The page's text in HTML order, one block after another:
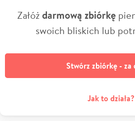
Załóżdarmową zbiórkę
swoich bliskich lub
Stwórz zbiórkę - za
Jak to działa?